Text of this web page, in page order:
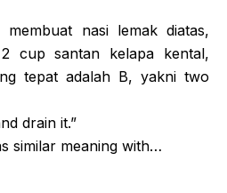
membuat nasi lemak diatas,
cup santan kelapa kental,
tepat adalah B, yakni two
drain it.”
similar meaning with…